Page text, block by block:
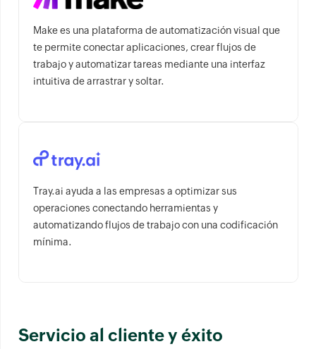
Make es una plataforma de automatización visual que
te permite conectar aplicaciones, crear flujos de
trabajo y automatizar tareas mediante una interfaz
intuitiva de arrastrar y soltar.
Tray.ai ayuda a las empresas a optimizar sus
operaciones conectando herramientas y
automatizando flujos de trabajo con una codificación
mínima.
Servicio al cliente y éxito